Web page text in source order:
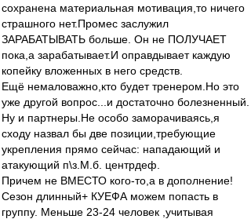
сохранена материальная мотивация,то ничего
страшного нет.Промес заслужил
ЗАРАБАТЫВАТЬ больше. Он не ПОЛУЧАЕТ
пока,а зарабатывает.И оправдывает каждую
копейку вложенных в него средств.
Ещё немаловажно,кто будет тренером.Но это
уже другой вопрос...и достаточно болезненный.
Ну и партнеры.Не особо заморачиваясь,я
сходу назвал бы две позиции,требующие
укрепления прямо сейчас: нападающий и
атакующий п\з.М.б. центрдеф.
Причем не ВМЕСТО кого-то,а в дополнение!
Сезон длинный+ КУЕФА можем попасть в
группу. Меньше 23-24 человек ,учитывая